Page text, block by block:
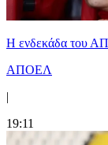
Η ενδεκάδα του
ΑΠΟΕΛ
|
19:11